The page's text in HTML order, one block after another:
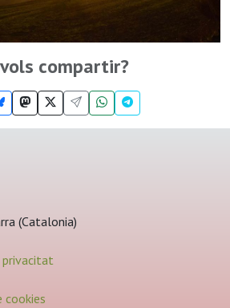
compartir?
(Catalonia)
cookies